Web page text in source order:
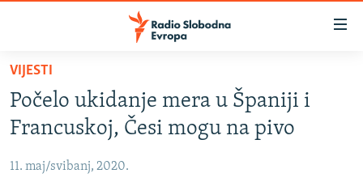
Pređite
glavni
sadržaj
na
VIJESTI
BOSNA I HERCEGOVINA
KOSOVO
VIJESTI
Počelo ukidanje mera u Španiji i
Francuskoj, Česi mogu na pivo
11. maj/svibanj, 2020.